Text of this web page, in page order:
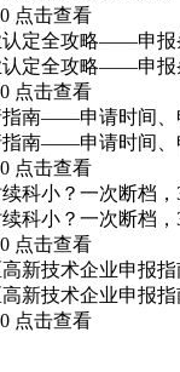
点击查看
认定全攻略——申报
认定全攻略——申报
点击查看
南——申请时间、
南——申请时间、
点击查看
科小？一次断档
科小？一次断档
点击查看
新技术企业申报
新技术企业申报
点击查看